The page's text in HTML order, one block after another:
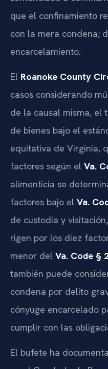
que el confinamiento
con la mera condena;
encarcelamiento.
El Roanoke County
casos considerando
de la causal misma, el
de bienes bajo el
equitativa de Virginia,
factores según el Va.
alimenticia se
factores bajo el Va.
de custodia y
rigen por los diez
menor del Va. Code §
también puede
condena por delito
cónyuge encarcelado
cumplir con las
El bufete ha